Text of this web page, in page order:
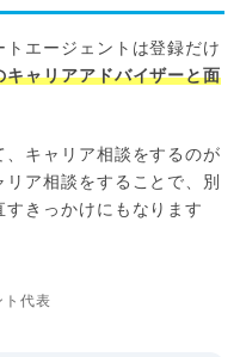
エージェントは登録だけ
キャリアアドバイザーと面
キャリア相談をするのが
ア相談をすることで、別
きっかけにもなります
ト代表